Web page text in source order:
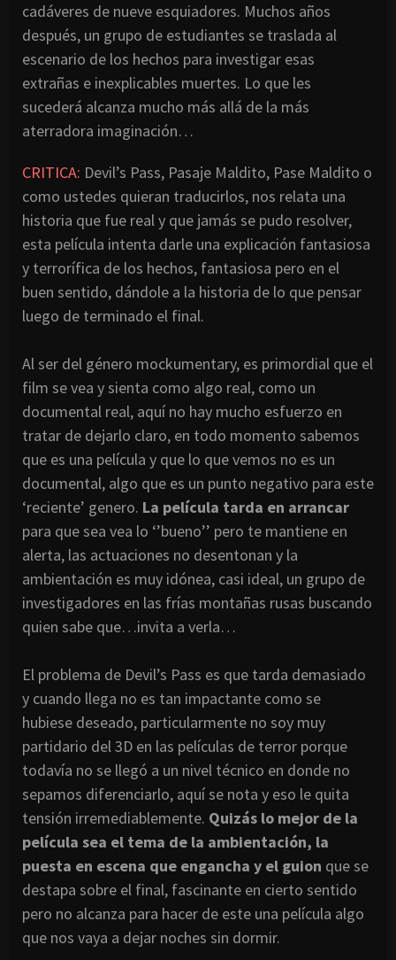
cadáveres de nueve esquiadores. Muchos años
después, un grupo de estudiantes se traslada al
escenario de los hechos para investigar esas
extrañas e inexplicables muertes. Lo que les
sucederá alcanza mucho más allá de la más
aterradora imaginación…
CRITICA: Devil’s Pass, Pasaje Maldito, Pase Maldito o
como ustedes quieran traducirlos, nos relata una
historia que fue real y que jamás se pudo resolver,
esta película intenta darle una explicación fantasiosa
y terrorífica de los hechos, fantasiosa pero en el
buen sentido, dándole a la historia de lo que pensar
luego de terminado el final.
Al ser del género mockumentary, es primordial que el
film se vea y sienta como algo real, como un
documental real, aquí no hay mucho esfuerzo en
tratar de dejarlo claro, en todo momento sabemos
que es una película y que lo que vemos no es un
documental, algo que es un punto negativo para este
‘reciente’ genero. La película tarda en arrancar
para que sea vea lo ‘’bueno’’ pero te mantiene en
alerta, las actuaciones no desentonan y la
ambientación es muy idónea, casi ideal, un grupo de
investigadores en las frías montañas rusas buscando
quien sabe que…invita a verla…
El problema de Devil’s Pass es que tarda demasiado
y cuando llega no es tan impactante como se
hubiese deseado, particularmente no soy muy
partidario del 3D en las películas de terror porque
todavía no se llegó a un nivel técnico en donde no
sepamos diferenciarlo, aquí se nota y eso le quita
tensión irremediablemente. Quizás lo mejor de la
película sea el tema de la ambientación, la
puesta en escena que engancha y el guion que se
destapa sobre el final, fascinante en cierto sentido
pero no alcanza para hacer de este una película algo
que nos vaya a dejar noches sin dormir.